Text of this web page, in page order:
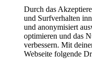
Durch das
und Surfverhalten
und anonymisiert
optimieren und das
verbessern. Mit
Webseite folgende